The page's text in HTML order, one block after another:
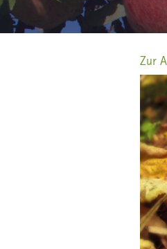
Zur